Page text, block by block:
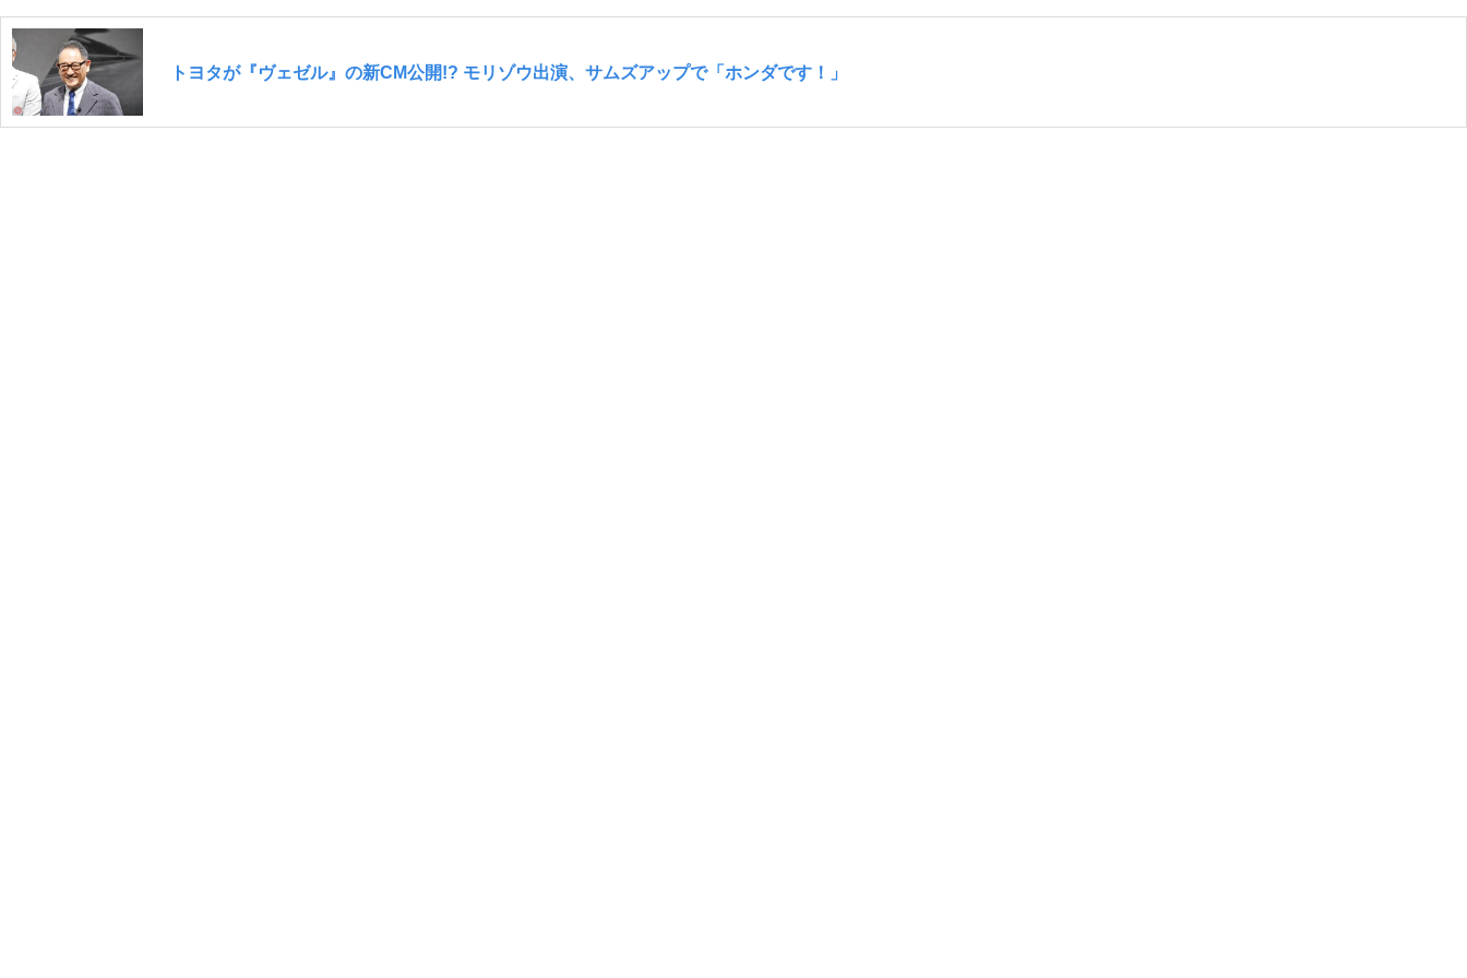
トヨタが『ヴェゼル』の新CM公開!? モリゾウ出演、サムズアップで「ホンダです！」